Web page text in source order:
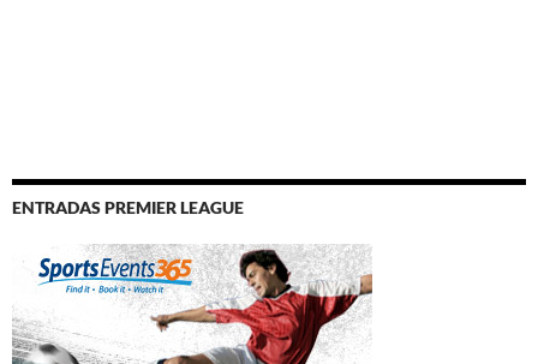
ENTRADAS PREMIER LEAGUE